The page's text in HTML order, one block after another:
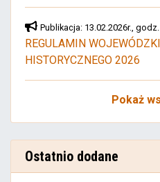
Publikacja: 13.02.2026r., godz.
REGULAMIN
HISTORYCZNEGO 2026
Pokaż
Ostatnio dodane